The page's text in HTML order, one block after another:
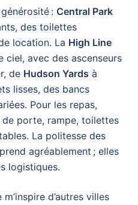
: Central Park
des toilettes
location. La High Line
ciel, avec des ascenseurs
de Hudson Yards à
lisses, des bancs
Pour les repas,
de porte, rampe, toilettes
La politesse des
agréablement ; elles
logistiques.
d’autres villes